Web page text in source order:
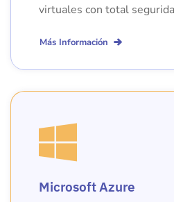
virtuales con total
Más Información
Microsoft Azure